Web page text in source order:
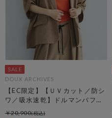
DOUX ARCHIVES
【EC限定】【ＵＶカット／防シ
ワ／吸水速乾】ドルマンパフジ
ャケット
￥20,900